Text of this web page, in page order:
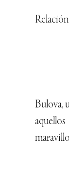
Bulova,
aquellos